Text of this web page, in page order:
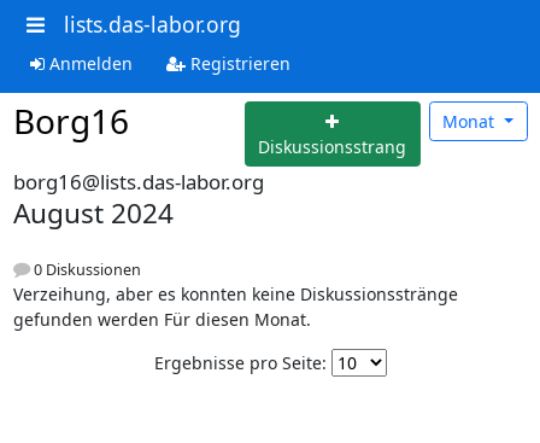
lists.das-labor.org
Anmelden Registrieren
Borg16
Diskussionsstrang
Monat
borg16@lists.das-labor.org
August 2024
0 Diskussionen
Verzeihung, aber es konnten keine Diskussionsstränge
gefunden werden Für diesen Monat.
Ergebnisse pro Seite: